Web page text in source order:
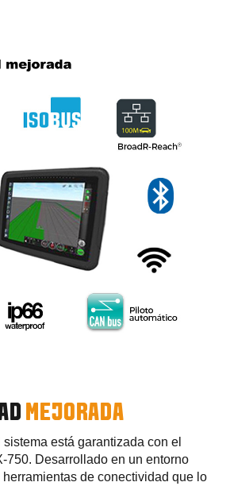
MEJORADA
está garantizada con el
Desarrollado en un entorno
de conectividad que lo